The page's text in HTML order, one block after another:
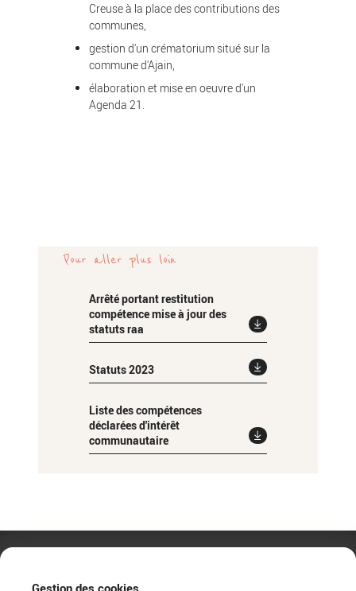
Gestion des cookies
Creuse à la place des contributions des
communes,
gestion d'un crématorium situé sur la
commune d'Ajain,
élaboration et mise en oeuvre d'un
Agenda 21.
Pour aller plus loin
Arrêté portant restitution
compétence mise à jour des
statuts raa
Statuts 2023
Liste des compétences
déclarées d'intérêt
communautaire